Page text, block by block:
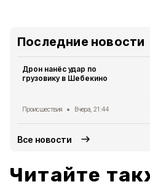
Последние новости
Дрон нанёс удар по
грузовику в Шебекино
Происшествия Вчера, 21:44
Все новости
Читайте